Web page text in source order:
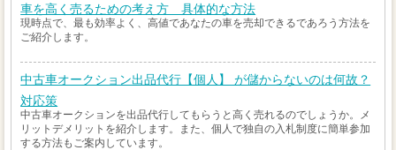
車を高く売るための考え方 具体的な方法
現時点で、最も効率よく、高値であなたの車を売却できるであろう方法を
ご紹介します。
中古車オークション出品代行【個人】 が儲からないのは何故？
対応策
中古車オークションを出品代行してもらうと高く売れるのでしょうか。メ
リットデメリットを紹介します。また、個人で独自の入札制度に簡単参加
する方法もご案内しています。